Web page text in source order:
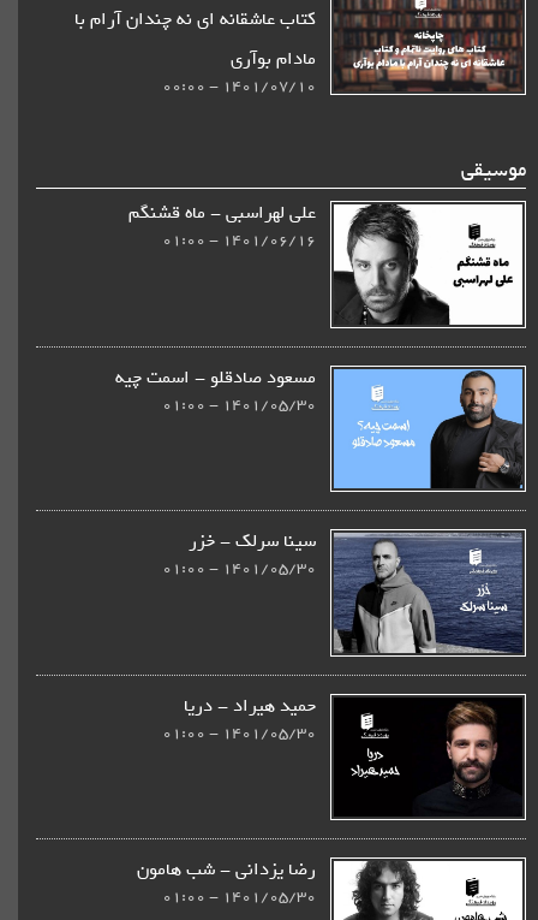
کتاب عاشقانه ای نه چندان آرام با
مادام بوآری
1401/07/10 - 00:00
موسیقی
علی لهراسبی - ماه قشنگم
1401/06/16 - 01:00
مسعود صادقلو - اسمت چیه
1401/05/30 - 01:00
سینا سرلک - خزر
1401/05/30 - 01:00
حمید هیراد - دریا
1401/05/30 - 01:00
رضا یزدانی - شب هامون
1401/05/30 - 01:00